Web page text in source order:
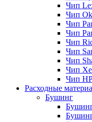
Чип
Чип
Чип
Чип
Чип
Чип
Чип
Чип
Чип
Расходные
Бушинг